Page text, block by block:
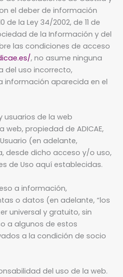
el deber de información
la Ley 34/2002, de 11 de
de la Información y del
las condiciones de acceso
, no asume ninguna
del uso incorrecto,
información aparecida en el
usuarios de la web
web, propiedad de ADICAE,
(en adelante,
desde dicho acceso y/o uso,
de Uso aquí establecidas.
a información,
o datos (en adelante, “los
universal y gratuito, sin
a algunos de estos
a la condición de socio
del uso de la web.